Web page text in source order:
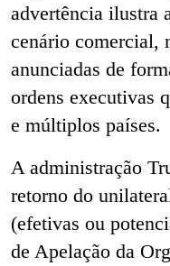
advertência ilustra
cenário comercial,
anunciadas de
ordens executivas
e múltiplos países.
A administração
retorno do
(efetivas ou
de Apelação da